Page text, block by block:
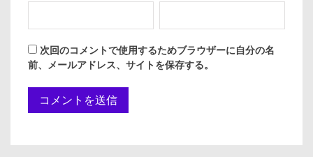
次回のコメントで使用するためブラウザーに自分の名
前、メールアドレス、サイトを保存する。